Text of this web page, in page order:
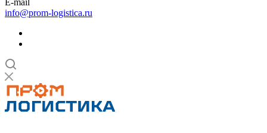
E-mail
info@prom-logistica.ru